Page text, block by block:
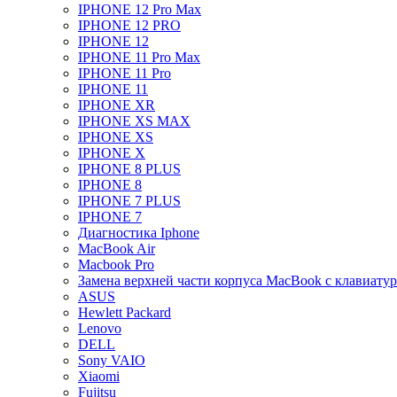
IPHONE 12 Pro Max
IPHONE 12 PRO
IPHONE 12
IPHONE 11 Pro Max
IPHONE 11 Pro
IPHONE 11
IPHONE XR
IPHONE XS MAX
IPHONE XS
IPHONE X
IPHONE 8 PLUS
IPHONE 8
IPHONE 7 PLUS
IPHONE 7
Диагностика Iphone
MacBook Air
Macbook Pro
Замена верхней части корпуса MacBook с
ASUS
Hewlett Packard
Lenovo
DELL
Sony VAIO
Xiaomi
Fujitsu